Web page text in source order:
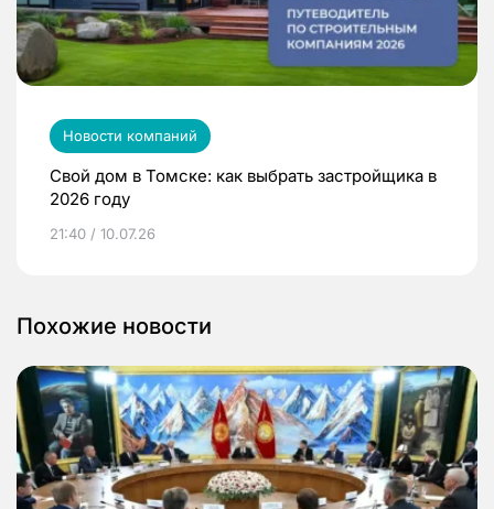
Новости компаний
Свой дом в Томске: как выбрать застройщика в
2026 году
21:40 / 10.07.26
Похожие новости